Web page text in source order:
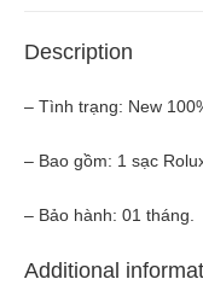
Description
– Tình trạng: New
– Bao gồm: 1 sạc
– Bảo hành: 01 tháng.
Additional